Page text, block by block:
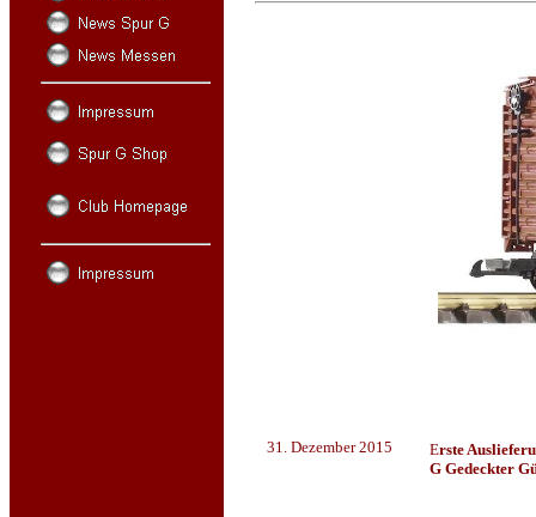
31. Dezember 2015 Erste
G Gedeckter